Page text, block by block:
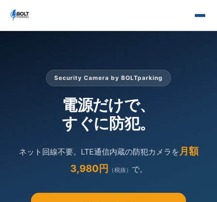
Security Camera by BOLTparking
電源だけで、
すぐに防犯。
ネット回線不要。LTE通信内蔵の防犯カメラを月額
3,980円
（税抜） で。